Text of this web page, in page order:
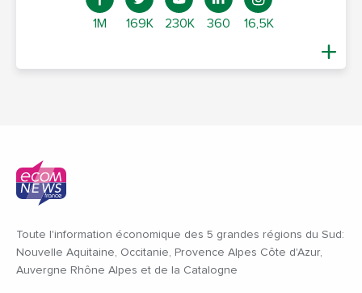
1M 169K 230K 360 16,5K
Toute l'information économique des 5 grandes régions du Sud:
Nouvelle Aquitaine, Occitanie, Provence Alpes Côte d'Azur,
Auvergne Rhône Alpes et de la Catalogne